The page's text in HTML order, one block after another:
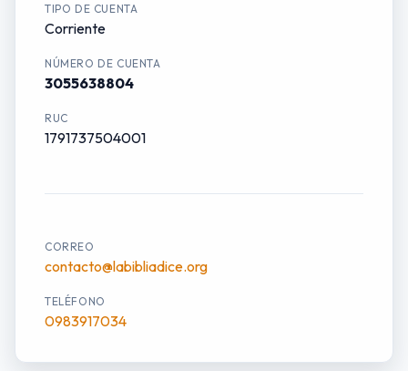
TIPO DE CUENTA
Corriente
NÚMERO DE CUENTA
3055638804
RUC
1791737504001
CORREO
contacto@labibliadice.org
TELÉFONO
0983917034